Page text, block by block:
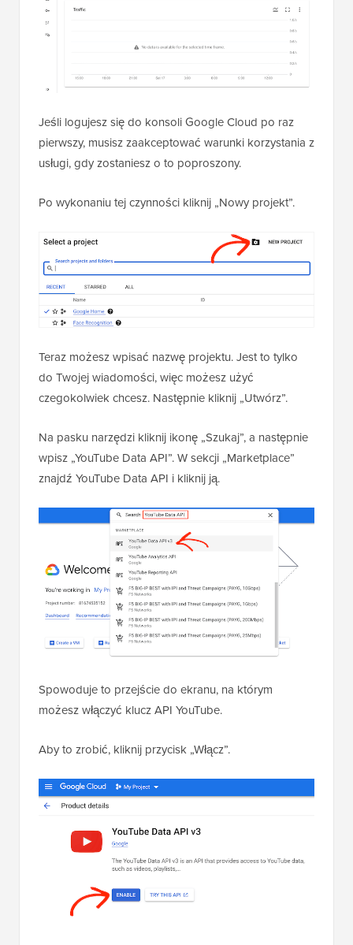
Jeśli logujesz się do konsoli Google Cloud po raz
pierwszy, musisz zaakceptować warunki korzystania z
usługi, gdy zostaniesz o to poproszony.
Po wykonaniu tej czynności kliknij „Nowy projekt”.
Teraz możesz wpisać nazwę projektu. Jest to tylko
do Twojej wiadomości, więc możesz użyć
czegokolwiek chcesz. Następnie kliknij „Utwórz”.
Na pasku narzędzi kliknij ikonę „Szukaj”, a następnie
wpisz „YouTube Data API”. W sekcji „Marketplace”
znajdź YouTube Data API i kliknij ją.
Spowoduje to przejście do ekranu, na którym
możesz włączyć klucz API YouTube.
Aby to zrobić, kliknij przycisk „Włącz”.